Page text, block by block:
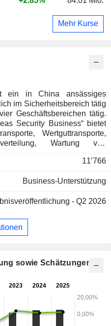
ein in China ansässiges
im Sicherheitsbereich tätig
Geschäftsbereichen tätig.
Security Business“ bietet
Wertguttransporte,
Wartung von
sowie
Kunden an. Das
sich mit der Konzeption,
Segment „Inländische
befasst
intelligenten
11’766
Business-Unterstützung
- Q2 2026
Mehr Kurse
sowie Schätzungen